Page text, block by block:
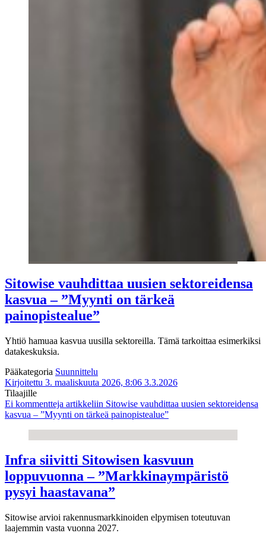
Sitowise vauhdittaa uusien sektoreidensa
kasvua – ”Myynti on tärkeä
painopistealue”
Yhtiö hamuaa kasvua uusilla sektoreilla. Tämä tarkoittaa esimerkiksi
datakeskuksia.
Pääkategoria Suunnittelu
Kirjoitettu 3. maaliskuuta 2026, 8:06 3.3.2026
Tilaajille
Ei kommentteja artikkeliin Sitowise vauhdittaa uusien sektoreidensa
kasvua – ”Myynti on tärkeä painopistealue”
Infra siivitti Sitowisen kasvuun
loppuvuonna – ”Markkinaympäristö
pysyi haastavana”
Sitowise arvioi rakennusmarkkinoiden elpymisen toteutuvan
laajemmin vasta vuonna 2027.